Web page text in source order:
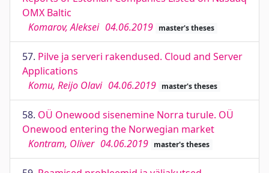
OMX Baltic
Komarov, Aleksei 04.06.2019 master's theses
57. Pilve ja serveri rakendused. Cloud and Server
Applications
Komu, Reijo Olavi 04.06.2019 master's theses
58. OÜ Onewood sisenemine Norra turule. OÜ
Onewood entering the Norwegian market
Kontram, Oliver 04.06.2019 master's theses